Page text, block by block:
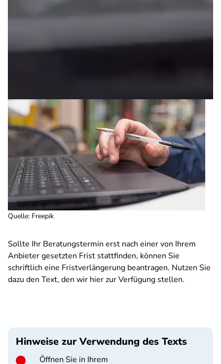
Quelle: Freepik
Sollte Ihr Beratungstermin erst nach einer von Ihrem
Anbieter gesetzten Frist stattfinden, können Sie
schriftlich eine Fristverlängerung beantragen. Nutzen Sie
dazu den Text, den wir hier zur Verfügung stellen.
Hinweise zur Verwendung des Texts
Öffnen Sie in Ihrem